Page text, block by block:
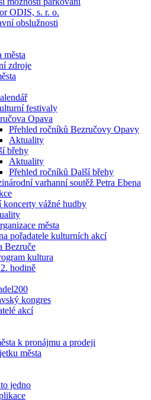
ODIS, s. r. o.
obslužnosti
města
zdroje
festivaly
Opava
Přehled ročníků Bezručovy Opavy
Aktuality
břehy
Aktuality
Přehled ročníků Další břehy
varhanní soutěž Petra Ebena
koncerty vážné hudby
města
pořadatele kulturních akcí
Bezruče
kultura
hodině
kongres
akcí
k pronájmu a prodeji
města
jedno